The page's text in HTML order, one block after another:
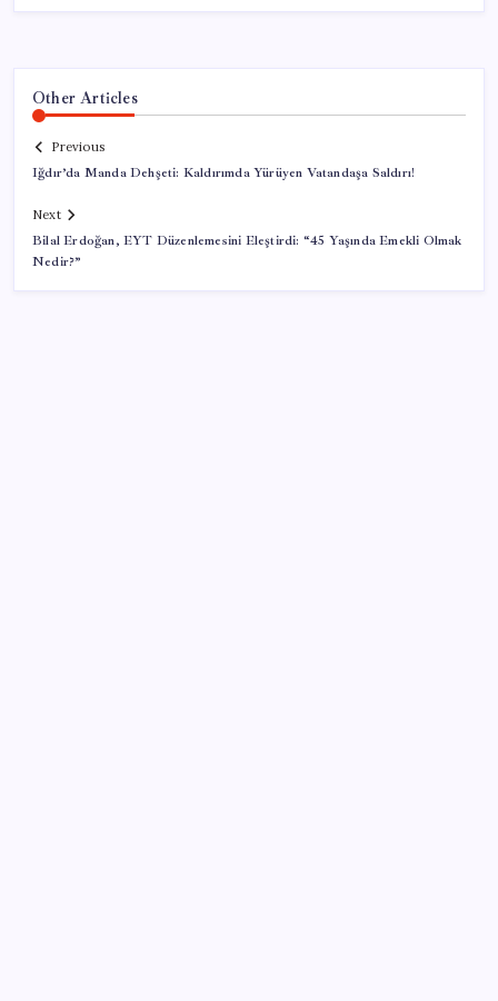
Other Articles
Previous
Iğdır’da Manda Dehşeti: Kaldırımda Yürüyen Vatandaşa Saldırı!
Next
Bilal Erdoğan, EYT Düzenlemesini Eleştirdi: “45 Yaşında Emekli Olmak
Nedir?”